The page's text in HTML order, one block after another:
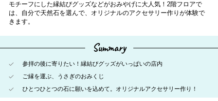
モチーフにした縁結びグッズなどがおみやげに大人気！2階フロアで
は、自分で天然石を選んで、オリジナルのアクセサリー作りが体験で
きます。
Summary
参拝の後に寄りたい！縁結びグッズがいっぱいの店内
ご縁を運ぶ、うさぎのおみくじ
ひとつひとつの石に願いを込めて。オリジナルアクセサリー作り！